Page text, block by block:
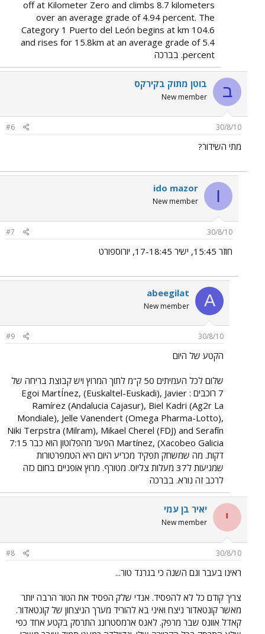
off at Kilometer Zero and climbs 8.7 kilometers
over an average grade of 4.94 percent. The
Category 1 Puerto del León begins at km 104.6
and rises for 15.8km at an average grade of 5.4
percent. בברכה
ב בוטן מתוק בקירקס
New member
30/8/10
#6
מתי השידור?
I
ido mazor
New member
30/8/10
#7
חוזר 15:45, ישיר 17-18:45, יורוספורט
A
abeegilat
New member
30/8/10
#9
הקטע של היום
שלום לכל העמיתים 50 ק"מ לתוך המרוץ ויש קבוצת בריחה של
7 רוכבים : Egoi MartÍnez, (Euskaltel-Euskadi), Javier
Ramírez (Andalucia Cajasur), Biel Kadri (Ag2r La
Mondiale), Jelle Vanendert (Omega Pharma-Lotto),
Niki Terpstra (Milram), Mikael Cherel (FDJ) and Serafín
Martínez, (Xacobeo Galicia הפער מהפלוטון הוא כבר 7:15
דקות. מה שמשחק תפקיד מכריע היום היא הטמפרטורות
שמגיעות ל37 מעלות צליוס. מטורף. מרוץ אופניים בחום כזה
לרכב זה נורא. בברכה
י יאיר בן עמי
New member
30/8/10
#8
ראינו בעבר וגם השנה כי בגרנד טור...
צריך קודם כל לא להפסיד. אנדי שלק הפסיד את הטור הרבה יותר
מאשר קונטאדור ניצח ואיני בא להוריד מערך הניצחון של קונטאדור.
קאדל אוונס שבר מרפק. לאנס ארמסטרונג התרסק בקטע אחד כפי